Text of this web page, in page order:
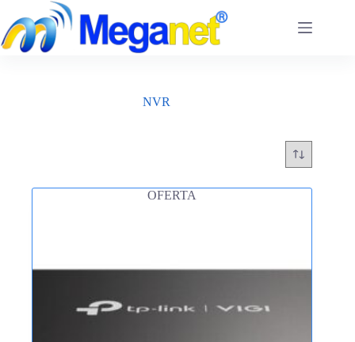
contenido
NVR
OFERTA